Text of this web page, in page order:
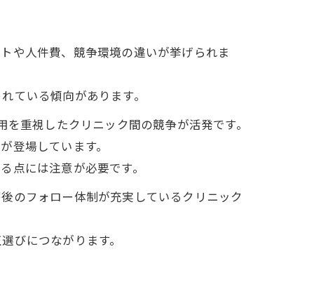
や人件費、競争環境の違いが挙げられま
ている傾向があります。
重視したクリニック間の競争が活発です。
登場しています。
点には注意が必要です。
のフォロー体制が充実しているクリニック
びにつながります。